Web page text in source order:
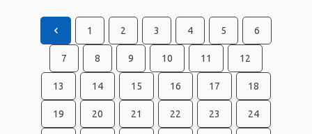
1 2 3 4 5 6
7 8 9 10 11 12
13 14 15 16 17 18
19 20 21 22 23 24